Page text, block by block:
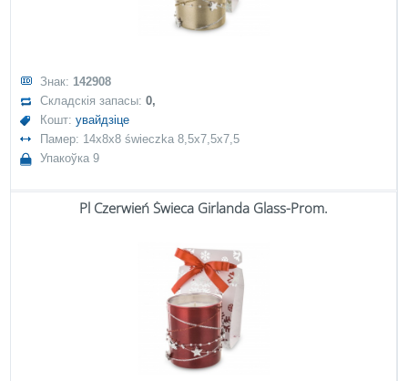
Знак: 142908
Складскія запасы:0,
Кошт:увайдзіце
Памер: 14x8x8 świeczka 8,5x7,5x7,5
Упакоўка 9
Pl Czerwień Świeca Girlanda Glass-Prom.